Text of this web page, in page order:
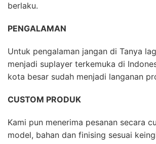
berlaku.
PENGALAMAN
Untuk pengalaman jangan di Tanya
menjadi suplayer terkemuka di
kota besar sudah menjadi langanan
CUSTOM PRODUK
Kami pun menerima pesanan secara
model, bahan dan finising sesuai